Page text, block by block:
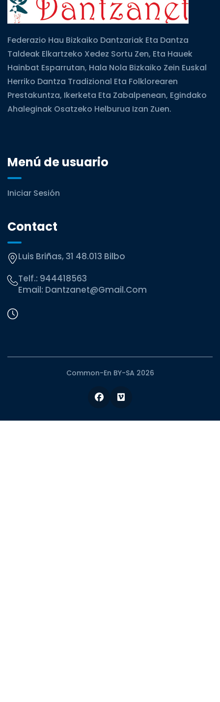
Federazio Hau Bizkaiko Dantzariak Eta Dantza
Taldeak Elkartzeko Xedez Sortu Zen, Eta Hauek
Hainbat Esparrutan, Hala Nola Bizkaiko Zein Euskal
Herriko Dantza Tradizional Eta Folklorearen
Prestakuntza, Ikerketa Eta Zabalpenean, Egindako
Ahaleginak Osatzeko Helburua Izan Zuen.
Menú de usuario
Iniciar Sesión
Contact
Luis Briñas, 31 48.013 Bilbo
Telf.: 944418563
Email: Dantzanet@gmail.com
Common-En BY-SA 2026
Facebook
Vimeo